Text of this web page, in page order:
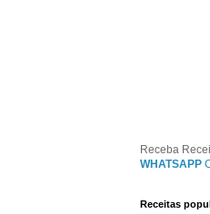
Receba
WHATSAPP
Receitas